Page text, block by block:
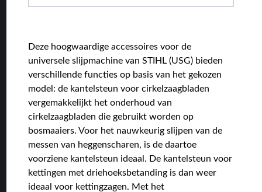
Deze hoogwaardige accessoires voor de
universele slijpmachine van STIHL (USG) bieden
verschillende functies op basis van het gekozen
model: de kantelsteun voor cirkelzaagbladen
vergemakkelijkt het onderhoud van
cirkelzaagbladen die gebruikt worden op
bosmaaiers. Voor het nauwkeurig slijpen van de
messen van heggenscharen, is de daartoe
voorziene kantelsteun ideaal. De kantelsteun voor
kettingen met driehoeksbetanding is dan weer
ideaal voor kettingzagen. Met het